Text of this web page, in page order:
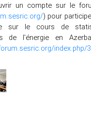
un compte sur le
) pour
sur le cours de
de l'énergie en
index.php/